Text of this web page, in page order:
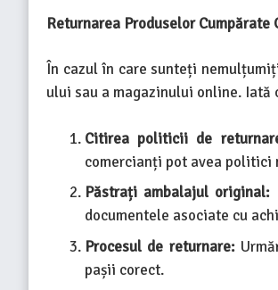
Returnarea Produselor Cumpărate
În cazul în care sunteți
ului sau a magazinului online.
Citirea politicii de
comercianți pot avea politici
Păstrați ambalajul original:
documentele asociate cu
Procesul de returnare:
pașii corect.